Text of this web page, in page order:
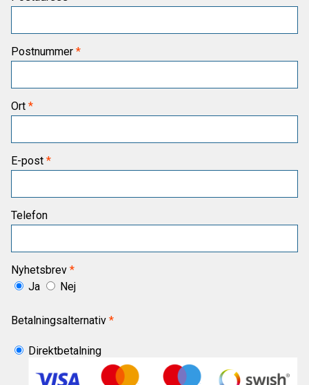
Postnummer
Ort
E-post
Telefon
Nyhetsbrev
Ja
Nej
Betalningsalternativ
Direktbetalning